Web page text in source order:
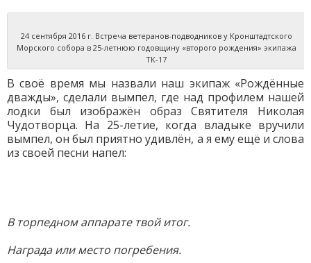
24 сентября 2016 г. Встреча ветеранов-подводников у Кронштадтского
Морского собора в 25-летнюю годовщину «второго рождения» экипажа
ТК-17
В своё время мы назвали наш экипаж «Рождённые
дважды», сделали вымпел, где над профилем нашей
лодки был изображён образ Святителя Николая
Чудотворца. На 25-летие, когда владыке вручили
вымпел, он был приятно удивлён, а я ему ещё и слова
из своей песни напел:
В торпедном аппарате твой итог.
Награда или место погребения.